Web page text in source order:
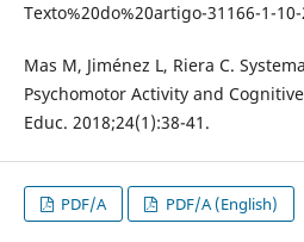
Texto%20do%20artigo-31166-1-
Mas M, Jiménez L, Riera C.
Psychomotor Activity and
Educ. 2018;24(1):38-41.
PDF/A PDF/A (English)